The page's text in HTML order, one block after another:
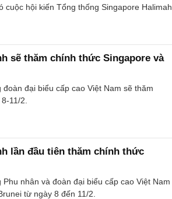
hội kiến Tổng thống Singapore Halimah
sẽ thăm chính thức Singapore và
đại biểu cấp cao Việt Nam sẽ thăm
11/2.
lần đầu tiên thăm chính thức
nhân và đoàn đại biểu cấp cao Việt Nam
từ ngày 8 đến 11/2.